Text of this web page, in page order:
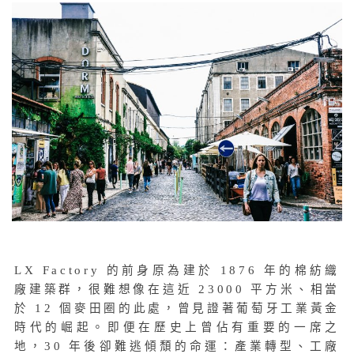
LX Factory 的前身原為建於 1876 年的棉紡織
廠建築群，很難想像在這近 23000 平方米、相當
於 12 個麥田圈的此處，曾見證著葡萄牙工業黃金
時代的崛起。即便在歷史上曾佔有重要的一席之
地，30 年後卻難逃傾頹的命運：產業轉型、工廠